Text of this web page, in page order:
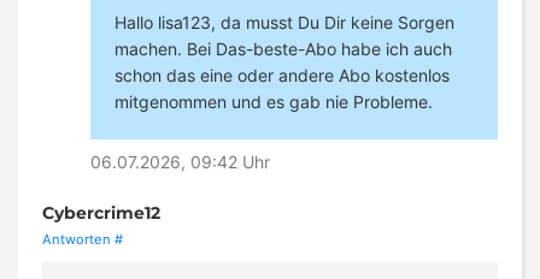
Hallo lisa123, da musst Du Dir keine Sorgen
machen. Bei Das-beste-Abo habe ich auch
schon das eine oder andere Abo kostenlos
mitgenommen und es gab nie Probleme.
06.07.2026, 09:42 Uhr
Cybercrime12
Antworten #